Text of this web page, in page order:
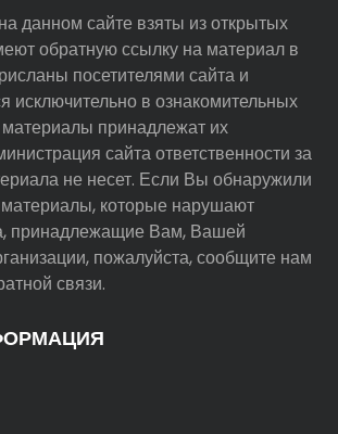
данном сайте взяты из открытых
обратную ссылку на материал в
посетителями сайта и
исключительно в ознакомительных
принадлежат их
сайта ответственности за
не несет. Если Вы обнаружили
которые нарушают
принадлежащие Вам, Вашей
пожалуйста, сообщите нам
связи.